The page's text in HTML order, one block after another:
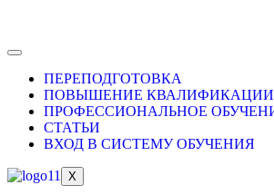
ПЕРЕПОДГОТОВКА
ПОВЫШЕНИЕ КВАЛИФИКАЦИИ
ПРОФЕССИОНАЛЬНОЕ
СТАТЬИ
ВХОД В СИСТЕМУ ОБУЧЕНИЯ
X